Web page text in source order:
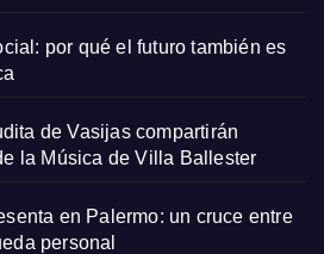
por qué el futuro también es
de Vasijas compartirán
la Música de Villa Ballester
en Palermo: un cruce entre
personal